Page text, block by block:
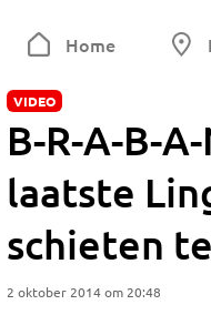
Home
VIDEO
B-R-A-B-
laatste
schieten
2 oktober 2014 om 20:48